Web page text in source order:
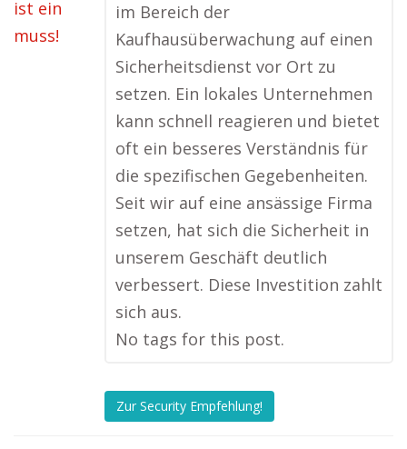
im Bereich der
Kaufhausüberwachung auf einen
Sicherheitsdienst vor Ort zu
setzen. Ein lokales Unternehmen
kann schnell reagieren und bietet
oft ein besseres Verständnis für
die spezifischen Gegebenheiten.
Seit wir auf eine ansässige Firma
setzen, hat sich die Sicherheit in
unserem Geschäft deutlich
verbessert. Diese Investition zahlt
sich aus.
No tags for this post.
Zur Security Empfehlung!